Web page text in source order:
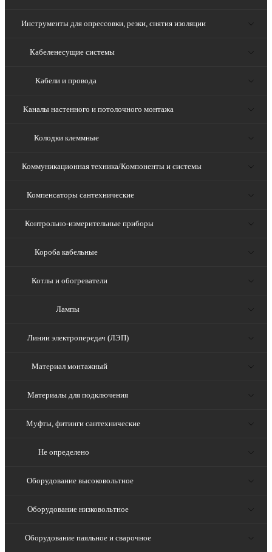
Инструменты для опрессовки, резки, снятия изоляции
Кабеленесущие системы
Кабели и провода
Каналы настенного и потолочного монтажа
Колодки клеммные
Коммуникационная техника/Компоненты и системы
Компенсаторы сантехнические
Контрольно-измерительные приборы
Короба кабельные
Котлы и обогреватели
Лампы
Линии электропередач (ЛЭП)
Материал монтажный
Материалы для подключения
Муфты, фитинги сантехнические
Не определено
Оборудование высоковольтное
Оборудование низковольтное
Оборудование паяльное и сварочное